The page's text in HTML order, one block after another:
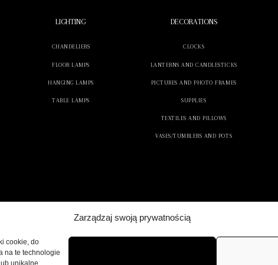
Zarządzaj swoją prywatnością
cookie, do
na te technologie
unikalne
LIGHTING
CHANDELIERS
FLOOR LAMPS
HANGING LAMPS
TABLE LAMPS
DECORATIONS
CLOCKS
LANTERNS AND CANDLESTICKS
PICTURES AND PHOTO FRAMES
SUPPLIES
TEXTILES AND PILLOWS
VASES/TUMBLERS AND POTS